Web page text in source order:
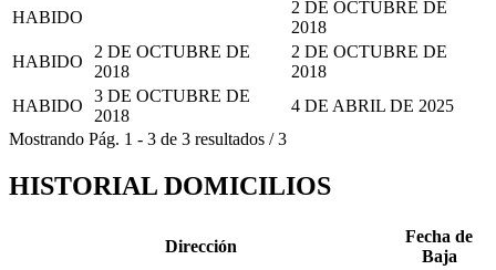
HABIDO
2 DE OCTUBRE DE
2018
HABIDO
2 DE OCTUBRE DE
2018
2 DE OCTUBRE DE
2018
HABIDO
3 DE OCTUBRE DE
2018
4 DE ABRIL DE 2025
Mostrando Pág. 1 - 3 de 3 resultados /3
HISTORIAL DOMICILIOS
Dirección
Fecha de
Baja